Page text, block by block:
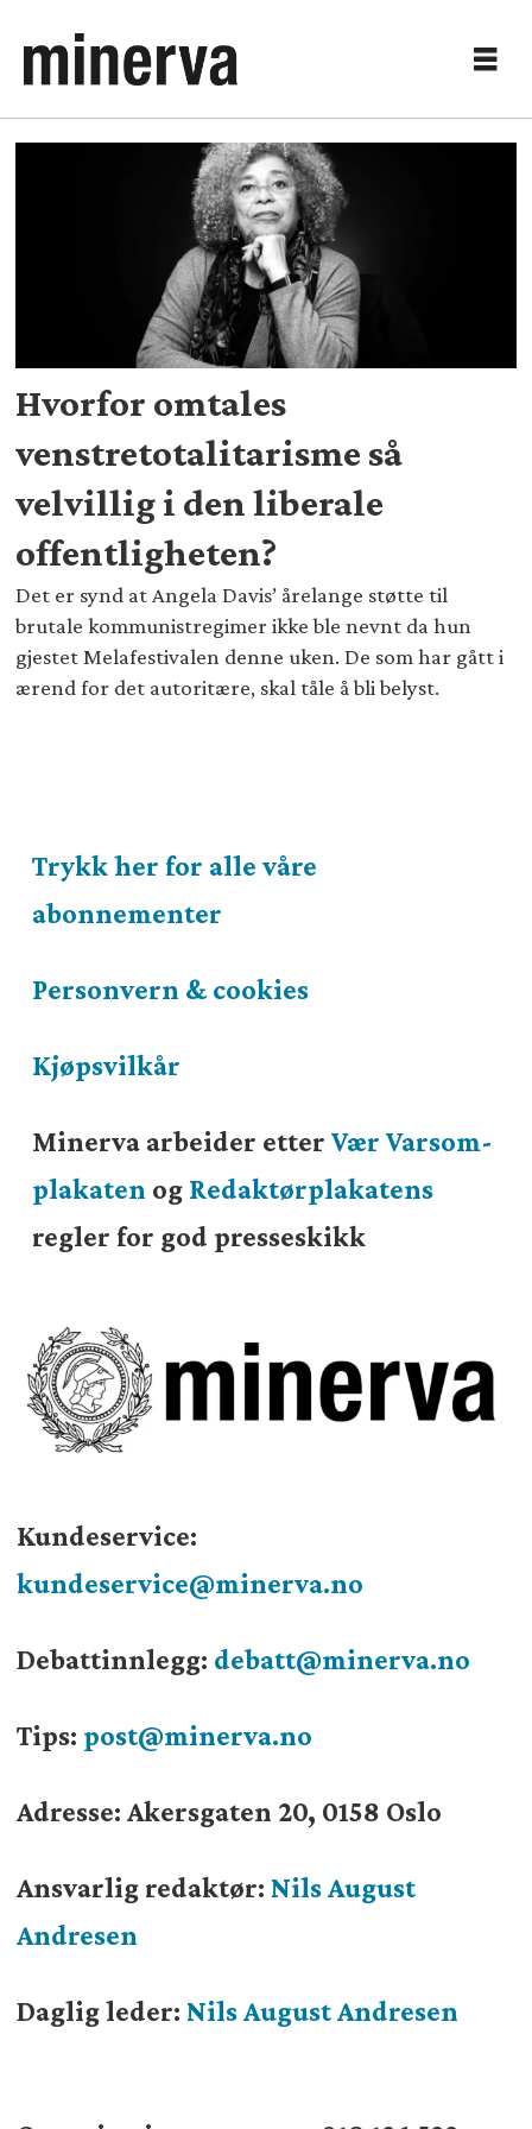
Tag:
Hvorfor omtales
venstretotalitarisme så
velvillig i den liberale
offentligheten?
Det er synd at Angela Davis’ årelange støtte til
brutale kommunistregimer ikke ble nevnt da hun
gjestet Melafestivalen denne uken. De som har gått i
ærend for det autoritære, skal tåle å bli belyst.
Trykk her for alle våre
abonnementer
Personvern & cookies
Kjøpsvilkår
Minerva arbeider etterVær Varsom-
plakaten og Redaktørplakatens
regler for god presseskikk
Kundeservice:
kundeservice@minerva.no
Debattinnlegg: debatt@minerva.no
Tips: post@minerva.no
Adresse: Akersgaten 20, 0158 Oslo
Ansvarlig redaktør: Nils August
Andresen
Daglig leder: Nils August Andresen